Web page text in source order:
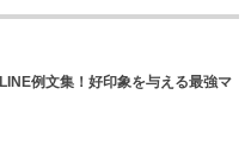
例文集！好印象を与える最強マ